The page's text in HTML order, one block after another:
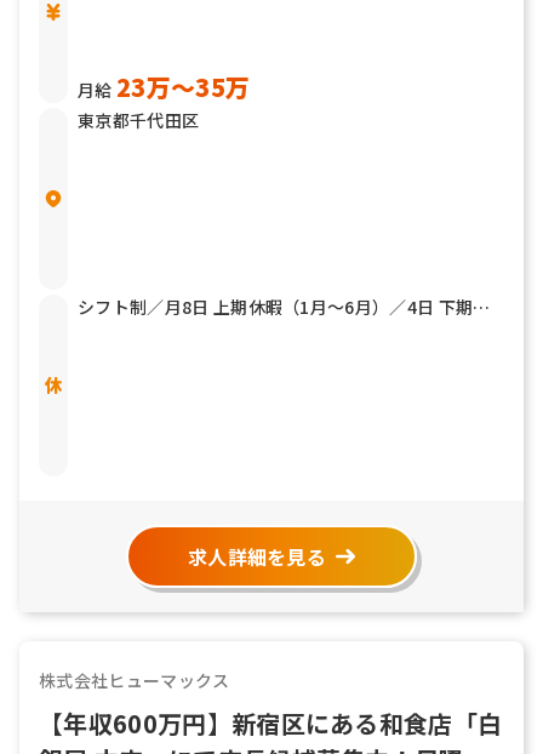
月給 23万〜35万
東京都千代田区
シフト制／月8日 上期休暇（1月～6月）／4日 下期休
求人詳細を見る
株式会社ヒューマックス
【年収600万円】新宿区にある和食店「白